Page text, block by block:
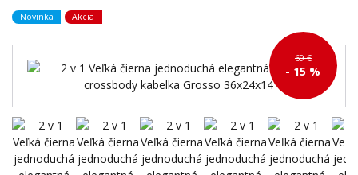
Novinka Akcia
69 €
- 15 %